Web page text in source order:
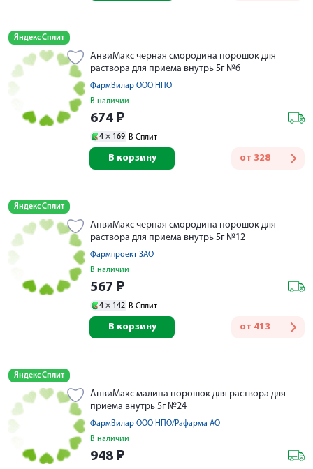
Яндекс Сплит
АнвиМакс черная смородина порошок для
раствора для приема внутрь 5г №6
ФармВилар ООО НПО
В наличии
674 ₽
4 × 169 В Сплит
от 328
В корзину
Яндекс Сплит
АнвиМакс черная смородина порошок для
раствора для приема внутрь 5г №12
Фармпроект ЗАО
В наличии
567 ₽
4 × 142 В Сплит
от 413
В корзину
Яндекс Сплит
АнвиМакс малина порошок для раствора для
приема внутрь 5г №24
ФармВилар ООО НПО/Рафарма АО
В наличии
948 ₽